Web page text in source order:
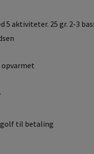
5 aktiviteter. 25 gr. 2-3
opvarmet
til betaling